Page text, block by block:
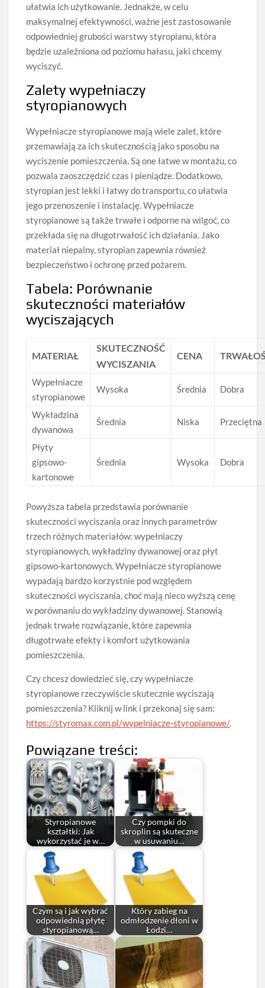
ułatwia ich użytkowanie. Jednakże, w celu
maksymalnej efektywności, ważne jest zastosowanie
odpowiedniej grubości warstwy styropianu, która
będzie uzależniona od poziomu hałasu, jaki chcemy
wyciszyć.
Zalety wypełniaczy
styropianowych
Wypełniacze styropianowe mają wiele zalet, które
przemawiają za ich skutecznością jako sposobu na
wyciszenie pomieszczenia. Są one łatwe w montażu, co
pozwala zaoszczędzić czas i pieniądze. Dodatkowo,
styropian jest lekki i łatwy do transportu, co ułatwia
jego przenoszenie i instalację. Wypełniacze
styropianowe są także trwałe i odporne na wilgoć, co
przekłada się na długotrwałość ich działania. Jako
materiał niepalny, styropian zapewnia również
bezpieczeństwo i ochronę przed pożarem.
Tabela: Porównanie
skuteczności materiałów
wyciszających
MATERIAŁ
SKUTECZNOŚĆ
WYCISZANIA
CENA
Wypełniacze
styropianowe
Wysoka Średnia Dobra
Wykładzina
dywanowa
Średnia Niska Przeciętna
Płyty
gipsowo-
kartonowe
Średnia Wysoka Dobra
Powyższa tabela przedstawia porównanie
skuteczności wyciszania oraz innych parametrów
trzech różnych materiałów: wypełniaczy
styropianowych, wykładziny dywanowej oraz płyt
gipsowo-kartonowych. Wypełniacze styropianowe
wypadają bardzo korzystnie pod względem
skuteczności wyciszania, choć mają nieco wyższą cenę
w porównaniu do wykładziny dywanowej. Stanowią
jednak trwałe rozwiązanie, które zapewnia
długotrwałe efekty i komfort użytkowania
pomieszczenia.
Czy chcesz dowiedzieć się, czy wypełniacze
styropianowe rzeczywiście skutecznie wyciszają
pomieszczenia? Kliknij w link i przekonaj się sam:
https://styromax.com.pl/wypelniacze-styropianowe/.
Powiązane treści:
Styropianowe
kształtki: Jak
wykorzystać je w…
Czy pompki do
skroplin są skuteczne
w usuwaniu…
Czym są i jak wybrać
odpowiednią płytę
styropianową…
Który zabieg na
odmłodzenie dłoni w
Łodzi…